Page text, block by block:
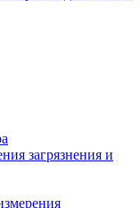
загрязнения и